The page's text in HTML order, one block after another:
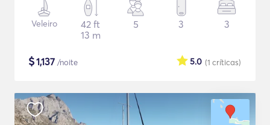
Veleiro
42 ft
13 m
5 3 3
$1,137 /noite (1 críticas)
5.0